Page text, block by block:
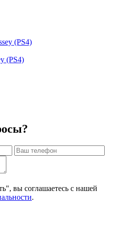
(PS4)
вы соглашаетесь с нашей
.